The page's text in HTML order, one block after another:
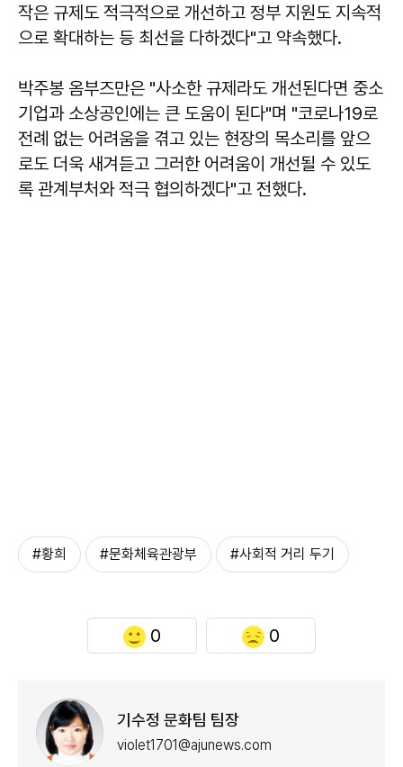
작은 규제도 적극적으로 개선하고 정부 지원도 지속적
으로 확대하는 등 최선을 다하겠다"고 약속했다.
박주봉 옴부즈만은 "사소한 규제라도 개선된다면 중소
기업과 소상공인에는 큰 도움이 된다"며 "코로나19로
전례 없는 어려움을 겪고 있는 현장의 목소리를 앞으
로도 더욱 새겨듣고 그러한 어려움이 개선될 수 있도
록 관계부처와 적극 협의하겠다"고 전했다.
#황희 #문화체육관광부 #사회적 거리 두기
0 0
기수정 문화팀 팀장
violet1701@ajunews.com